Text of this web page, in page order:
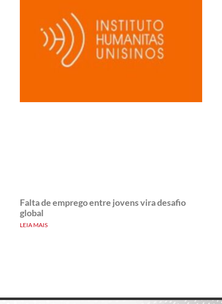
Falta de emprego entre jovens vira desafio
global
LEIA MAIS